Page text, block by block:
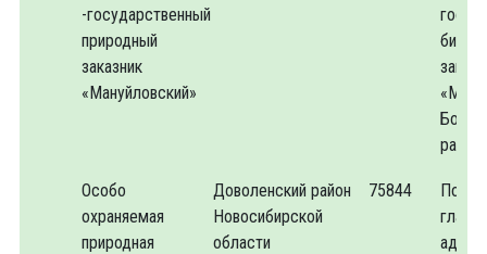
-государственный
природный
заказник
«Мануйловский»
Особо
охраняемая
природная
Доволенский район
Новосибирской
области
75844
главы